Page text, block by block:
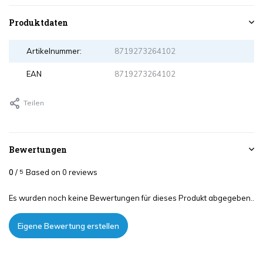
Produktdaten
Artikelnummer: 8719273264102
EAN 8719273264102
Teilen
Bewertungen
0 / 5 Based on 0 reviews
Es wurden noch keine Bewertungen für dieses Produkt abgegeben..
Eigene Bewertung erstellen